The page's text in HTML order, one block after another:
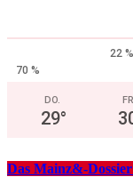
22 %
70 %
DO.
29°
Das Mainz&-